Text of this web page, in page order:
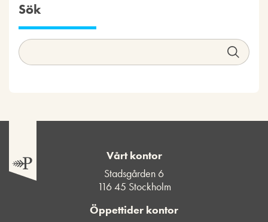
Sök
Vårt kontor
Stadsgården 6
116 45 Stockholm
Öppettider kontor